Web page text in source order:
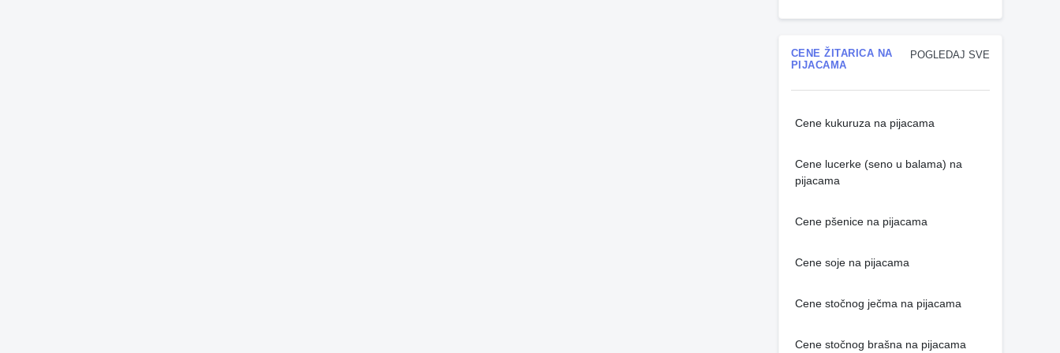
POGLEDAJ SVE
CENE ŽITARICA NA
PIJACAMA
Cene kukuruza na pijacama
Cene lucerke (seno u balama) na
pijacama
Cene pšenice na pijacama
Cene soje na pijacama
Cene stočnog ječma na pijacama
Cene stočnog brašna na pijacama